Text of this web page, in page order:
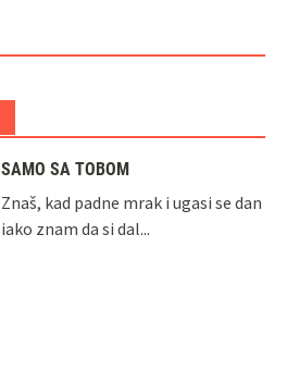
SAMO SA TOBOM
Znaš, kad padne mrak i ugasi se dan
iako znam da si dal...